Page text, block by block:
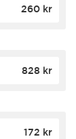
260 kr
828 kr
172 kr